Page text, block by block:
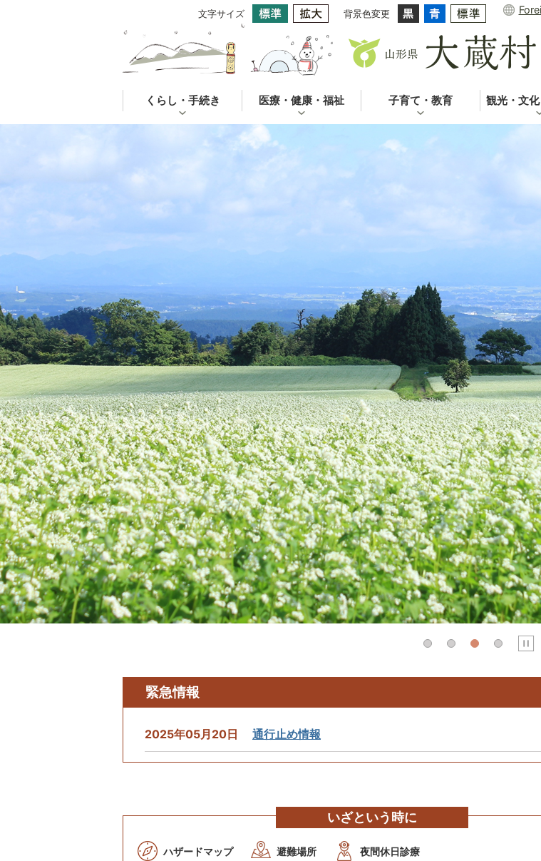
文字サイズ 背景色変更
くらし・手続き 医療・健康・福祉 子育て・教育 観光・文
緊急情報
2025年05月20日 通行止め情報
いざという時に
ハザードマップ 避難場所 夜間休日診療